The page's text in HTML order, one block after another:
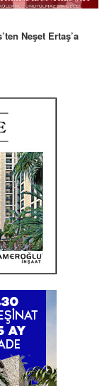
Neşet Ertaş’a